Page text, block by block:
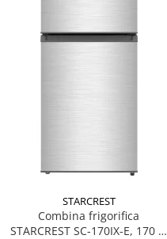
STARCREST
Combina frigorifica
STARCREST SC-170IX-E, 170 L,